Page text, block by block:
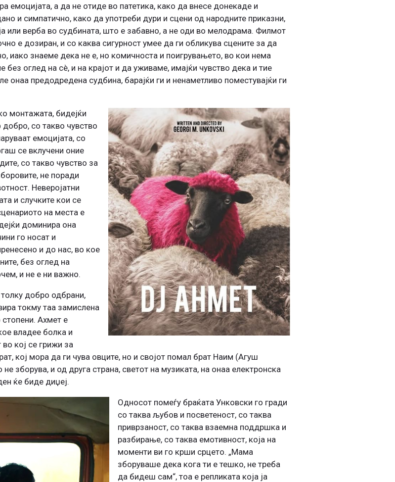
емоцијата, а да не отиде во патетика, како да внесе донекаде и
и симпатично, како да употреби дури и сцени од народните приказни,
или верба во судбината, што е забавно, а не оди во мелодрама. Филмот
е дозиран, и со каква сигурност умее да ги обликува сцените за да
иако знаеме дека не е, но комичноста и поигрувањето, во кои нема
без оглед на сè, и на крајот и да уживаме, имајќи чувство дека и тие
онаа предодредена судбина, барајќи ги и ненаметливо поместувајќи ги
монтажата, бидејќи
со такво чувство
емоцијата, со
се вклучени оние
со такво чувство за
не поради
Неверојатни
и случките кои се
на места е
доминира она
го носат и
и до нас, во кое
без оглед на
и не е ни важно.
добро одбрани,
токму таа замислена
стопени. Ахмет е
владее болка и
кој се грижи за
кој мора да ги чува овците, но и својот помал брат Наим (Агуш
зборува, и од друга страна, светот на музиката, на онаа електронска
ќе биде диџеј.
Односот помеѓу браќата Унковски го гради
со таква љубов и посветеност, со таква
приврзаност, со таква взаемна поддршка и
разбирање, со таква емотивност, која на
моменти ви го крши срцето. „Мама
зборуваше дека кога ти е тешко, не треба
да бидеш сам“, тоа е репликата која ја